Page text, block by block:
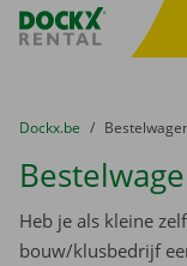
Fratello DEMO
U bevindt zich hier:
van
Dockx.be naar
Heb je als kleine
bouw/klusbedrijf